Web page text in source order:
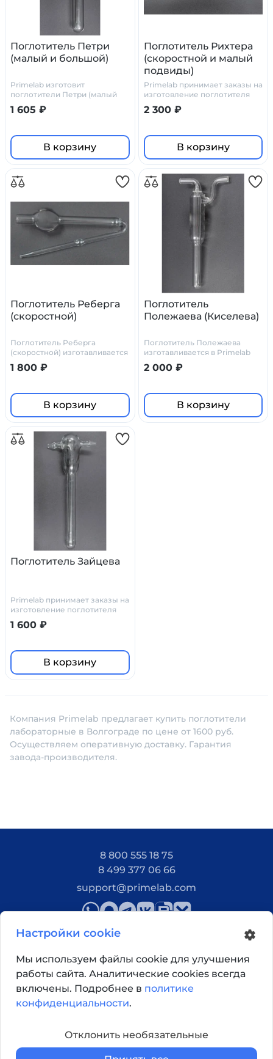
Поглотитель Петри
(малый и большой)
Primelab изготовит
поглотители Петри (малый
или большой) по
индивидуальному заказу, по
1 605 ₽
В корзину
Поглотитель Рихтера
(скоростной и малый
подвиды)
Primelab принимает заказы на
изготовление поглотителя
Рихтера по нашим чертежам,
или по ТЗ и чертежам
2 300 ₽
В корзину
Поглотитель Реберга
(скоростной)
Поглотитель Реберга
(скоростной) изготавливается
в Primelab по стандартным
чертежам или по чертежам
1 800 ₽
В корзину
Поглотитель
Полежаева (Киселева)
Поглотитель Полежаева
изготавливается в Primelab
как по стандартным чертежам
(у нас они есть), так и по
2 000 ₽
В корзину
Поглотитель Зайцева
Primelab принимает заказы на
изготовление поглотителя
Зайцева по нашим чертежам,
или по ТЗ и чертежам
1 600 ₽
В корзину
Компания Primelab предлагает купить поглотители
лабораторные в Волгограде по цене от 1600 руб.
Осуществляем оперативную доставку. Гарантия
завода-производителя.
8 800 555 18 75
8 499 377 06 66
support@primelab.com
Как добраться?
Настройки cookie
Мы используем файлы cookie для улучшения
работы сайта. Аналитические cookies всегда
включены. Подробнее в политике
конфиденциальности.
Отклонить необязательные